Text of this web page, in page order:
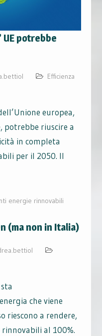
potrebbe
Efficienza
europea,
potrebbe riuscire a
in completa
per il 2050. Il
energie rinnovabili
(ma non in Italia)
che viene
riescono a rendere,
al 100%.